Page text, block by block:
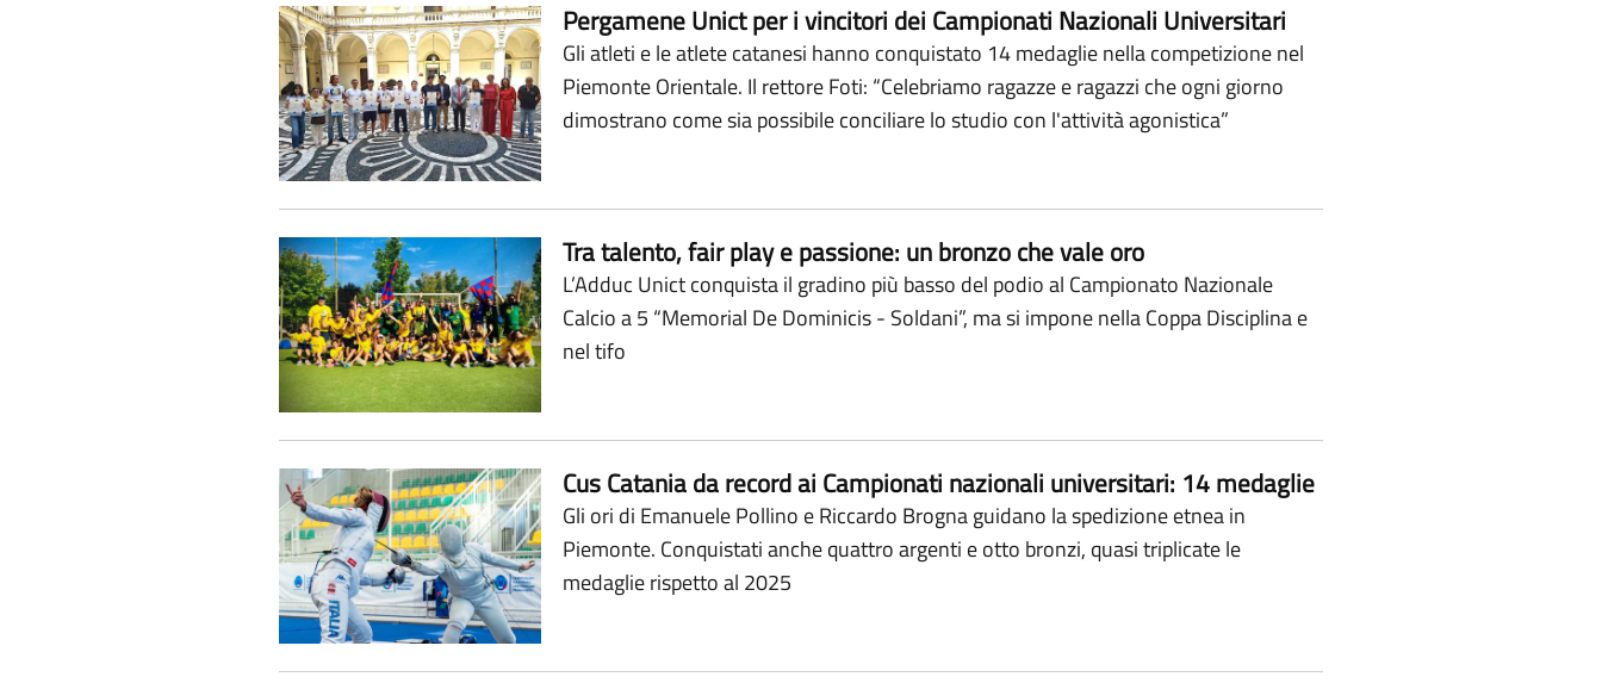
Pergamene Unict per i vincitori dei Campionati Nazionali Universitari
Gli atleti e le atlete catanesi hanno conquistato 14 medaglie nella competizione nel
Piemonte Orientale. Il rettore Foti: “Celebriamo ragazze e ragazzi che ogni giorno
dimostrano come sia possibile conciliare lo studio con l'attività agonistica”
Tra talento, fair play e passione: un bronzo che vale oro
L’Adduc Unict conquista il gradino più basso del podio al Campionato Nazionale
Calcio a 5 “Memorial De Dominicis - Soldani”, ma si impone nella Coppa Disciplina e
nel tifo
Cus Catania da record ai Campionati nazionali universitari: 14 medaglie
Gli ori di Emanuele Pollino e Riccardo Brogna guidano la spedizione etnea in
Piemonte. Conquistati anche quattro argenti e otto bronzi, quasi triplicate le
medaglie rispetto al 2025